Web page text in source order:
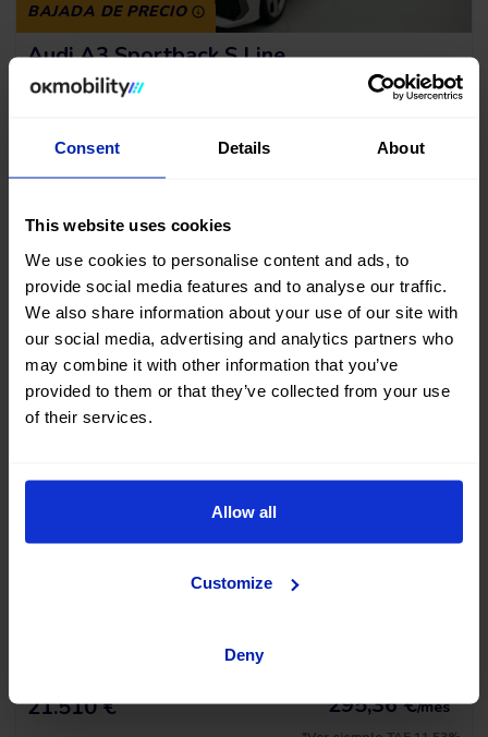
Consent Details About
This website uses cookies
We use cookies to personalise content and ads, to
provide social media features and to analyse our traffic.
We also share information about your use of our site with
our social media, advertising and analytics partners who
may combine it with other information that you’ve
provided to them or that they’ve collected from your use
of their services.
Allow all
Customize
Deny
BAJADA DE PRECIO
Audi A3 Sportback S Line
35 TFSI 150 STRONIC
2023|61.154 Km|
21.510 €
*Ver ejemplo TAE 11,53%
Mild Hybrid|Automático
21.510 € 295,36€/mes*